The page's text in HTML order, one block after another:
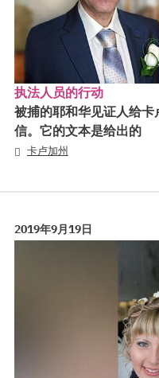
执法人员的行动
被捕的耶和华见证人给
信。它的文本是给出的
卡卢加州
2019年9月19日